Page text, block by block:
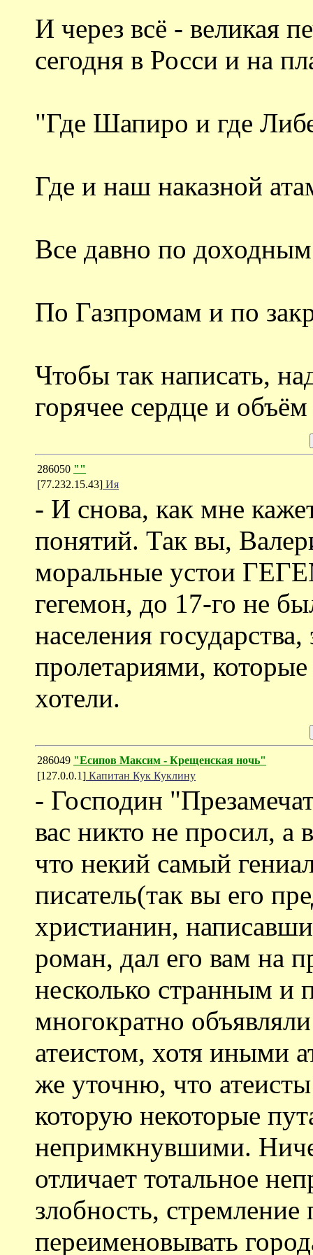
И через всё - великая
сегодня в Росси и на
"Где Шапиро и где
Где и наш наказной
Все давно по
По Газпромам и по
Чтобы так написать,
горячее сердце и
286050 ""
[77.232.15.43] Ия
- И снова, как мне
понятий. Так вы,
моральные устои
гегемон, до 17-го не
населения
пролетариями,
хотели.
286049 "Есипов Максим - Крещенская ночь"
[127.0.0.1] Капитан Кук Куклину
- Господин
вас никто не просил,
что некий самый
писатель(так вы его
христианин,
роман, дал его вам на
несколько странным
многократно
атеистом, хотя иными
же уточню, что атеисты
которую некоторые
непримкнувшими.
отличает тотальное
злобность,
переименовывать